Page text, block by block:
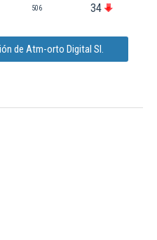
506 34
de Atm-orto Digital Sl.